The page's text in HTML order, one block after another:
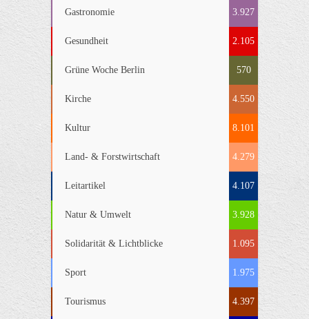
Gastronomie 3.927
Gesundheit 2.105
Grüne Woche Berlin 570
Kirche 4.550
Kultur 8.101
Land- & Forstwirtschaft 4.279
Leitartikel 4.107
Natur & Umwelt 3.928
Solidarität & Lichtblicke 1.095
Sport 1.975
Tourismus 4.397